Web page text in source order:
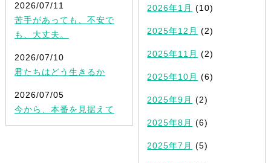
2026/07/11
苦手があっても、不安で
も、大丈夫。
2026/07/10
君たちはどう生きるか
2026/07/05
今から、本番を見据えて
2026年1月 (10)
2025年12月 (2)
2025年11月 (2)
2025年10月 (6)
2025年9月 (2)
2025年8月 (6)
2025年7月 (5)